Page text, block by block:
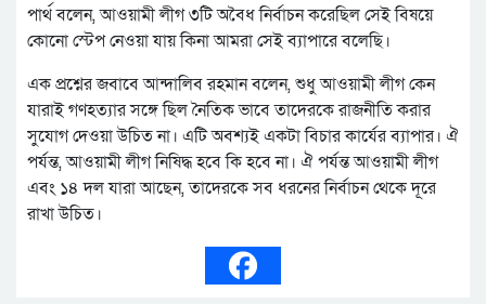
পার্থ বলেন, আওয়ামী লীগ ৩টি অবৈধ নির্বাচন করেছিল সেই বিষয়ে
কোনো স্টেপ নেওয়া যায় কিনা আমরা সেই ব্যাপারে বলেছি।
এক প্রশ্নের জবাবে আন্দালিব রহমান বলেন, শুধু আওয়ামী লীগ কেন
যারাই গণহত্যার সঙ্গে ছিল নৈতিক ভাবে তাদেরকে রাজনীতি করার
সুযোগ দেওয়া উচিত না। এটি অবশ্যই একটা বিচার কার্যের ব্যাপার। ঐ
পর্যন্ত, আওয়ামী লীগ নিষিদ্ধ হবে কি হবে না। ঐ পর্যন্ত আওয়ামী লীগ
এবং ১৪ দল যারা আছেন, তাদেরকে সব ধরনের নির্বাচন থেকে দূরে
রাখা উচিত।